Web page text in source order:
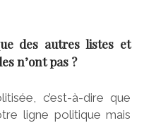
des autres listes et
n’ont pas ?
c’est-à-dire que
ligne politique mais